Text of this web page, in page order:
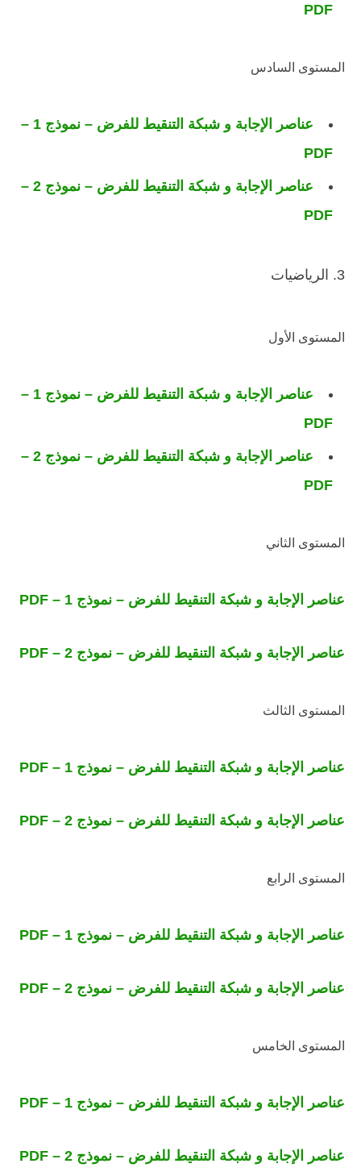
PDF
المستوى السادس
عناصر الإجابة و شبكة التنقيط للفرض – نموذج 1 –
PDF
عناصر الإجابة و شبكة التنقيط للفرض – نموذج 2 –
PDF
3. الرياضيات
المستوى الأول
عناصر الإجابة و شبكة التنقيط للفرض – نموذج 1 –
PDF
عناصر الإجابة و شبكة التنقيط للفرض – نموذج 2 –
PDF
المستوى الثاني
عناصر الإجابة و شبكة التنقيط للفرض – نموذج 1 – PDF
عناصر الإجابة و شبكة التنقيط للفرض – نموذج 2 – PDF
المستوى الثالث
عناصر الإجابة و شبكة التنقيط للفرض – نموذج 1 – PDF
عناصر الإجابة و شبكة التنقيط للفرض – نموذج 2 – PDF
المستوى الرابع
عناصر الإجابة و شبكة التنقيط للفرض – نموذج 1 – PDF
عناصر الإجابة و شبكة التنقيط للفرض – نموذج 2 – PDF
المستوى الخامس
عناصر الإجابة و شبكة التنقيط للفرض – نموذج 1 – PDF
عناصر الإجابة و شبكة التنقيط للفرض – نموذج 2 – PDF